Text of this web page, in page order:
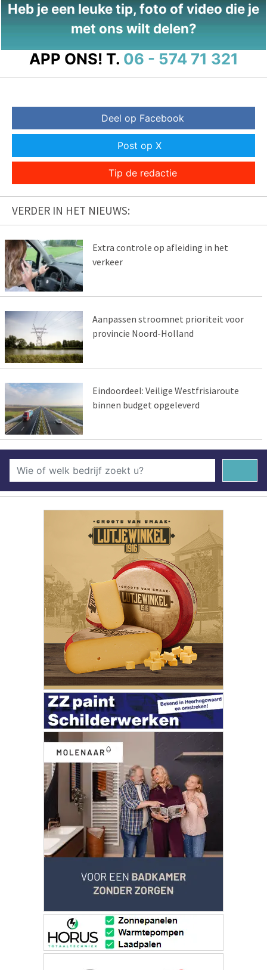
Heb je een leuke tip, foto of video die je
met ons wilt delen?
APP ONS! T. 06 - 574 71 321
Deel op Facebook
Post op X
Tip de redactie
VERDER IN HET NIEUWS:
Extra controle op afleiding in het
verkeer
Aanpassen stroomnet prioriteit voor
provincie Noord-Holland
Eindoordeel: Veilige Westfrisiaroute
binnen budget opgeleverd